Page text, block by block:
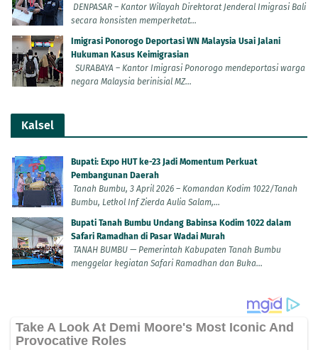
DENPASAR – Kantor Wilayah Direktorat Jenderal Imigrasi Bali
secara konsisten memperketat...
Imigrasi Ponorogo Deportasi WN Malaysia Usai Jalani
Hukuman Kasus Keimigrasian
SURABAYA – Kantor Imigrasi Ponorogo mendeportasi warga
negara Malaysia berinisial MZ...
Kalsel
Bupati: Expo HUT ke-23 Jadi Momentum Perkuat
Pembangunan Daerah
Tanah Bumbu, 3 April 2026 – Komandan Kodim 1022/Tanah
Bumbu, Letkol Inf Zierda Aulia Salam,...
Bupati Tanah Bumbu Undang Babinsa Kodim 1022 dalam
Safari Ramadhan di Pasar Wadai Murah
TANAH BUMBU — Pemerintah Kabupaten Tanah Bumbu
menggelar kegiatan Safari Ramadhan dan Buka...